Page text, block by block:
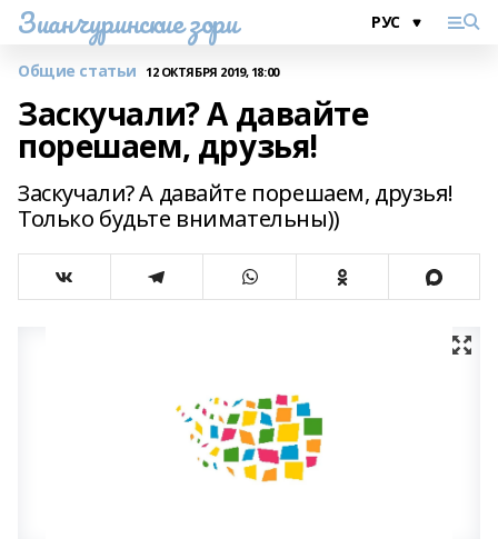
Зианчуринские зори
Общие статьи 12 ОКТЯБРЯ 2019, 18:00
Заскучали? А давайте
порешаем, друзья!
Заскучали? А давайте порешаем, друзья!
Только будьте внимательны))